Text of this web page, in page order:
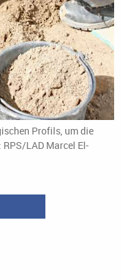
Profils, um die
LAD Marcel El-